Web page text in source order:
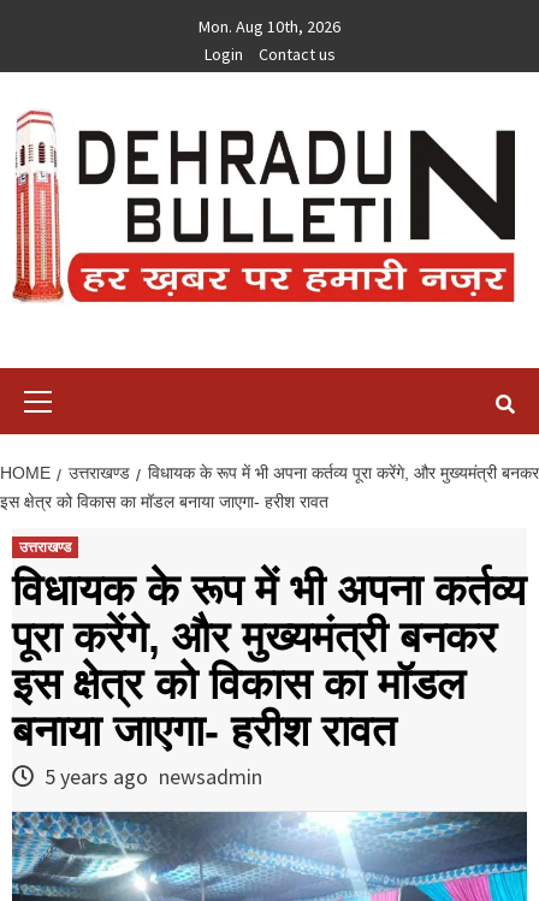
content
Mon. Aug 10th, 2026
Login
Contact us
HOME उत्तराखण्ड
विधायक के रूप में भी अपना कर्तव्य पूरा करेंगे, और मुख्यमंत्री बनकर
इस क्षेत्र को विकास का मॉडल बनाया जाएगा- हरीश रावत
उत्तराखण्ड
विधायक के रूप में भी अपना कर्तव्य
पूरा करेंगे, और मुख्यमंत्री बनकर
इस क्षेत्र को विकास का मॉडल
बनाया जाएगा- हरीश रावत
5 years ago newsadmin